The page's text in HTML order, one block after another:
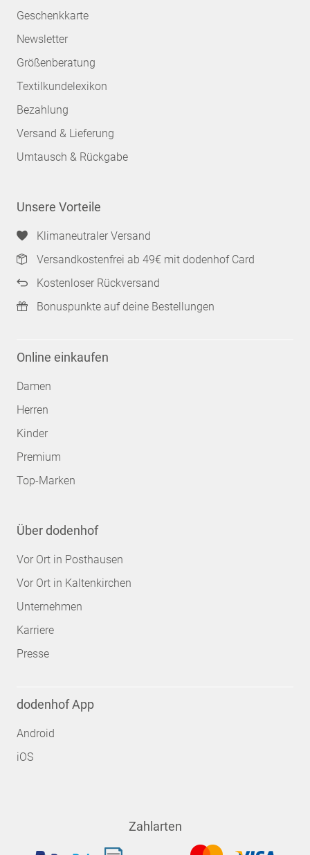
Geschenkkarte
Newsletter
Größenberatung
Textilkundelexikon
Bezahlung
Versand & Lieferung
Umtausch & Rückgabe
Unsere Vorteile
Klimaneutraler Versand
Versandkostenfrei ab 49€ mit dodenhof Card
Kostenloser Rückversand
Bonuspunkte auf deine Bestellungen
Online einkaufen
Damen
Herren
Kinder
Premium
Top-Marken
Über dodenhof
Vor Ort in Posthausen
Vor Ort in Kaltenkirchen
Unternehmen
Karriere
Presse
dodenhof App
Android
iOS
Zahlarten